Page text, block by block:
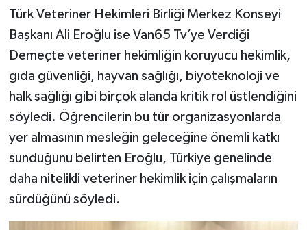
Türk Veteriner Hekimleri Birliği Merkez Konseyi
Başkanı Ali Eroğlu ise Van65 Tv’ye Verdiği
Demeçte veteriner hekimliğin koruyucu hekimlik,
gıda güvenliği, hayvan sağlığı, biyoteknoloji ve
halk sağlığı gibi birçok alanda kritik rol üstlendiğini
söyledi. Öğrencilerin bu tür organizasyonlarda
yer almasının mesleğin geleceğine önemli katkı
sunduğunu belirten Eroğlu, Türkiye genelinde
daha nitelikli veteriner hekimlik için çalışmaların
sürdüğünü söyledi.